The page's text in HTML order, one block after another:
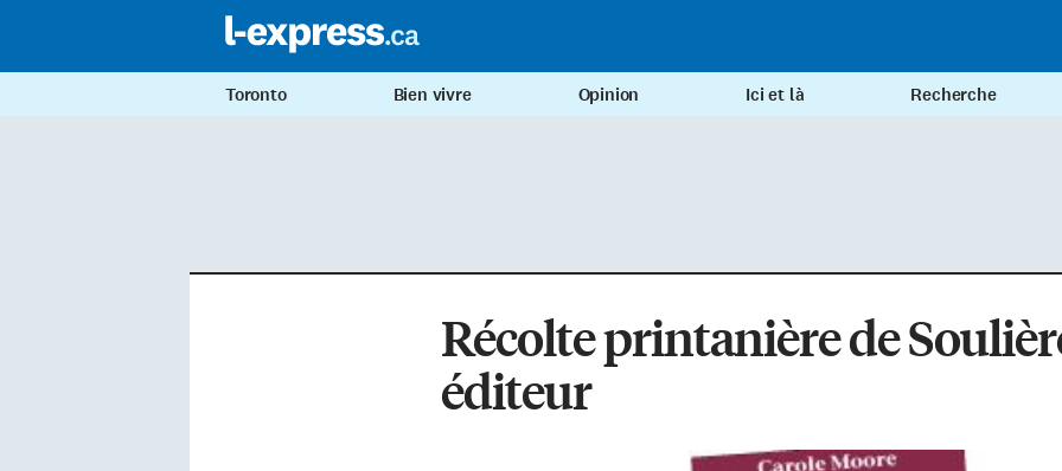
Toronto Bien vivre Opinion Ici et là Recherche
Récolte printanière de
éditeur